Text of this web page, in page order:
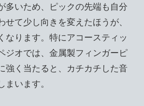
多いため、ピックの先端も自分
せて少し向きを変えたほうが、
なります。特にアコースティッ
ジオでは、金属製フィンガーピ
強く当たると、カチカチした音
まいます。